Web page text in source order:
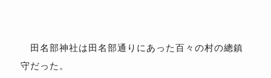
田名部神社は田名部通りにあった百々の村の總鎮
守だった。